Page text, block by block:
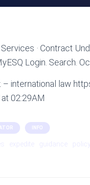
· Contract
Login. Search.
– international law
02:29AM
INFO
expedite guidance
policy